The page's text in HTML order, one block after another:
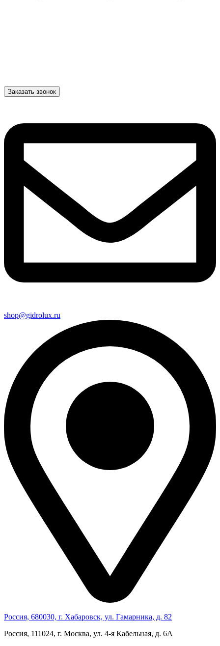
Заказать звонок
shop@gidrolux.ru
Россия, 680030, г. Хабаровск, ул. Гамарника, д. 82
Россия, 111024, г. Москва, ул. 4‑я Кабельная, д. 6А